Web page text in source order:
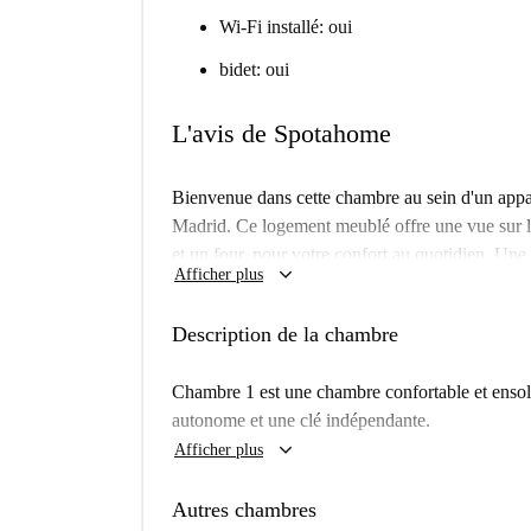
Wi-Fi installé: oui
bidet: oui
L'avis de Spotahome
Bienvenue dans cette chambre au sein d'un
Madrid. Ce logement meublé offre une vue
et un four, pour votre confort au quotidien.
chauffage et la taxe d'habitation sont inclus, et
mais les jeunes actifs et les étudiants sont les
Guindalera est un quartier charmant de
Avenidas, facilitant vos déplacements. Vous
Afficher plus keyboard_arrow_down
Description de la chambre
Chambre 1 est une chambre confortable et
autonome et une clé indépendante.
Afficher plus keyboard_arrow_down
Autres chambres